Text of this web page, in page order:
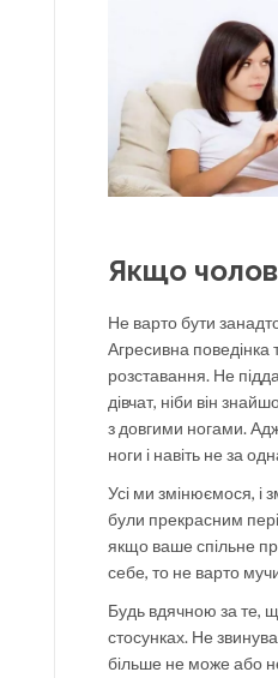
Якщо
Не варто бути
Агресивна поведінка
розставання. Не
дівчат, ніби він
з довгими ногами.
ноги і навіть не за
Усі ми змінюємося, і
були прекрасним
якщо ваше спільне
себе, то не варто
Будь вдячною за те,
стосунках. Не
більше не може або